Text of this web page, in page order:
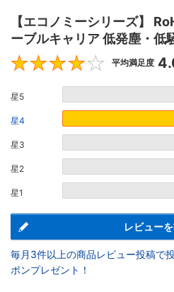
【エコノミーシリーズ】
ーブルキャリア 低発塵・低
平均満足度
星5
星4
星3
星2
星1
レビューを
毎月3件以上の商品レビュー投稿で
ポンプレゼント！